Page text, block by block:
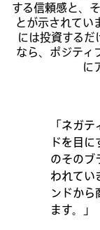
「ネガ
ドを目
のそのブ
われてい
ンドから
ます。」
する信頼感と、
とが示されてい
には投資するだ
なら、ポジティ
に